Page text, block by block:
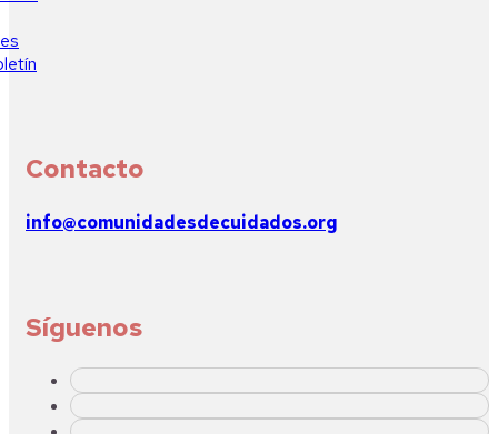
Contacto
info@comunidadesdecuidados.org
Síguenos